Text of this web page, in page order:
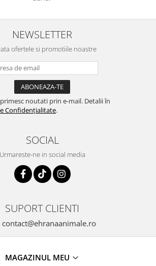
NEWSLETTER
ofertele si promotiile noastre
noutati prin e-mail. Detalii în
Confidențialitate.
SOCIAL
Urmareste-ne in social media
SUPORT CLIENTI
contact@ehranaanimale.ro
MAGAZINUL MEU